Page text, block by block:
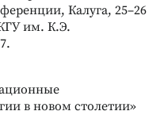
Калуга, 25–26
им. К.Э.
в новом столетии»